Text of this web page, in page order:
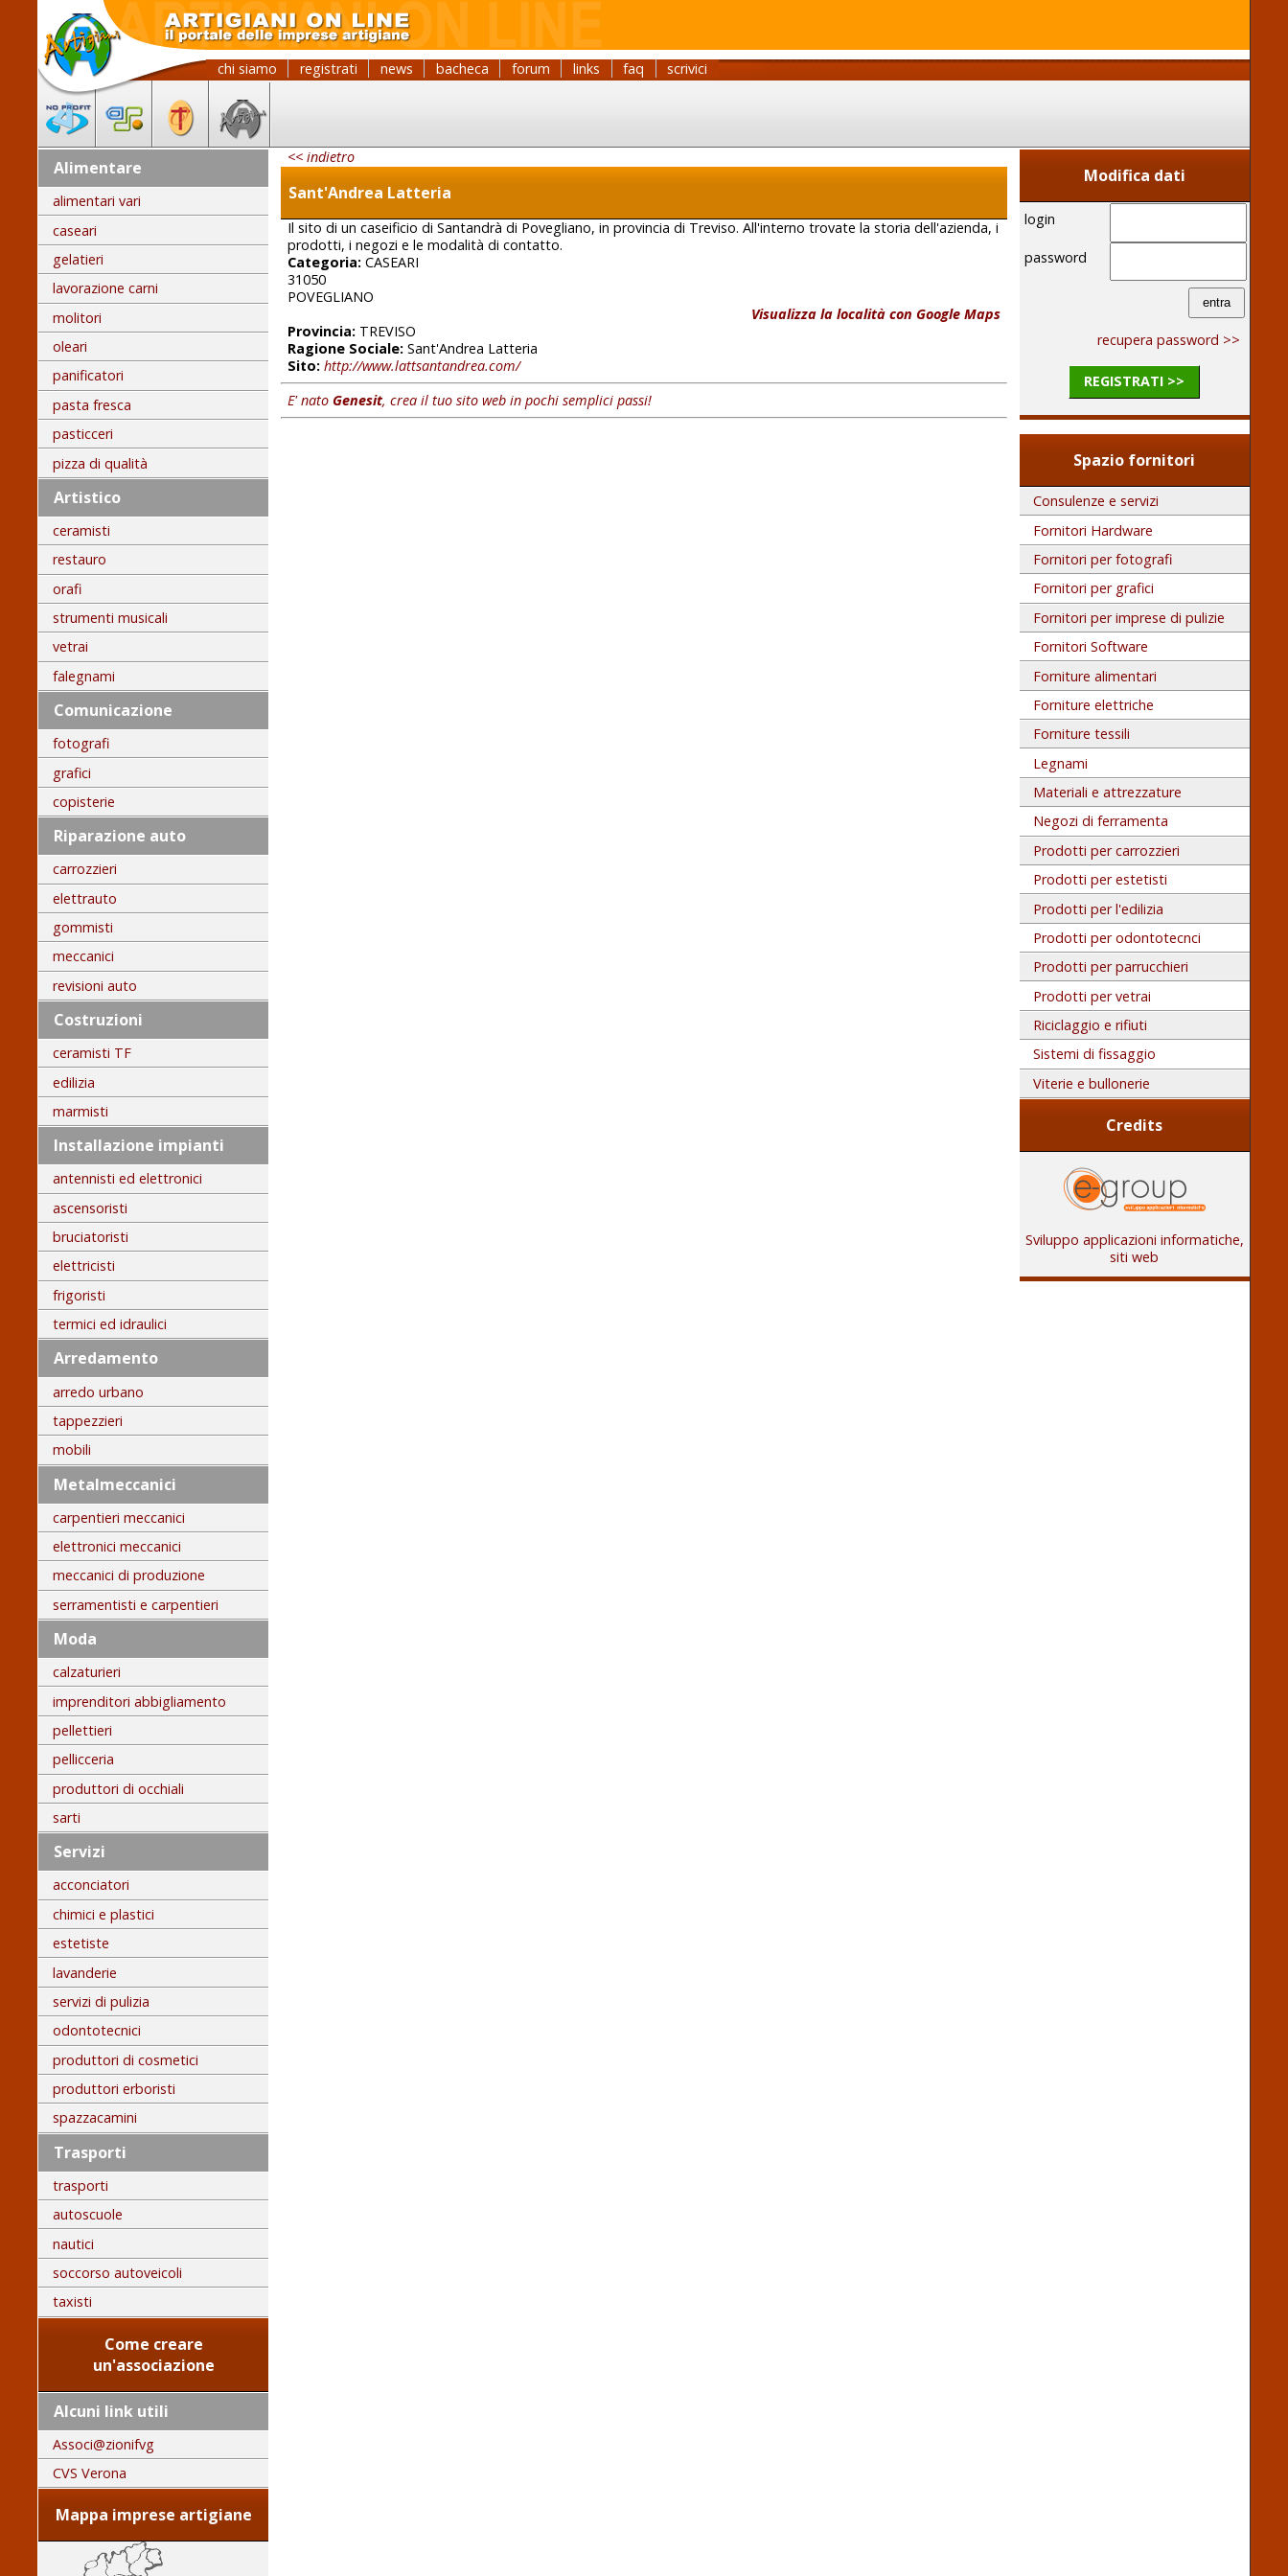
chi siamo registrati news bacheca forum links faq scrivici
Alimentare
alimentari vari
caseari
gelatieri
lavorazione carni
molitori
oleari
panificatori
pasta fresca
pasticceri
pizza di qualità
Artistico
ceramisti
restauro
orafi
strumenti musicali
vetrai
falegnami
Comunicazione
fotografi
grafici
copisterie
Riparazione auto
carrozzieri
elettrauto
gommisti
meccanici
revisioni auto
Costruzioni
ceramisti TF
edilizia
marmisti
Installazione impianti
antennisti ed elettronici
ascensoristi
bruciatoristi
elettricisti
frigoristi
termici ed idraulici
Arredamento
arredo urbano
tappezzieri
mobili
Metalmeccanici
carpentieri meccanici
elettronici meccanici
meccanici di produzione
serramentisti e carpentieri
Moda
calzaturieri
imprenditori abbigliamento
pellettieri
pellicceria
produttori di occhiali
sarti
Servizi
acconciatori
chimici e plastici
estetiste
lavanderie
servizi di pulizia
odontotecnici
produttori di cosmetici
produttori erboristi
spazzacamini
Trasporti
trasporti
autoscuole
nautici
soccorso autoveicoli
taxisti
Come creare
un'associazione
Alcuni link utili
Associ@zionifvg
CVS Verona
Mappa imprese artigiane
<< indietro
Sant'Andrea Latteria
Il sito di un caseificio di Santandrà di Povegliano, in provincia di Treviso. All'interno trovate la storia dell'azienda, i
prodotti, i negozi e le modalità di contatto.
Categoria: CASEARI
31050
POVEGLIANO
Visualizza la località con Google Maps
Provincia: TREVISO
Ragione Sociale: Sant'Andrea Latteria
Sito: http://www.lattsantandrea.com/
E' nato Genesit, crea il tuo sito web in pochi semplici passi!
Modifica dati
login
password
recupera password >>
REGISTRATI >>
Spazio fornitori
Consulenze e servizi
Fornitori Hardware
Fornitori per fotografi
Fornitori per grafici
Fornitori per imprese di pulizie
Fornitori Software
Forniture alimentari
Forniture elettriche
Forniture tessili
Legnami
Materiali e attrezzature
Negozi di ferramenta
Prodotti per carrozzieri
Prodotti per estetisti
Prodotti per l'edilizia
Prodotti per odontotecnci
Prodotti per parrucchieri
Prodotti per vetrai
Riciclaggio e rifiuti
Sistemi di fissaggio
Viterie e bullonerie
Credits
Sviluppo applicazioni informatiche,
siti web